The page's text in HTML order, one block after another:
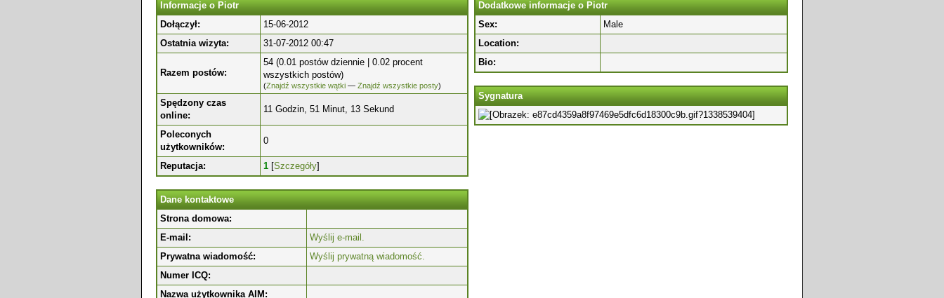
Informacje o Piotr
Dołączył:
15-06-2012
Ostatnia wizyta:
31-07-2012 00:47
Razem postów:
54 (0.01 postów dziennie | 0.02 procent
wszystkich postów)
(Znajdź wszystkie wątki — Znajdź wszystkie posty)
Spędzony czas
online:
11 Godzin, 51 Minut, 13 Sekund
Poleconych
użytkowników:
0
Reputacja: 1 [Szczegóły]
Dane kontaktowe
Strona domowa:
E-mail:
Wyślij e-mail.
Prywatna wiadomość:
Wyślij prywatną wiadomość.
Numer ICQ:
Nazwa użytkownika AIM:
Dodatkowe informacje o Piotr
Sex:
Male
Location:
Bio:
Sygnatura